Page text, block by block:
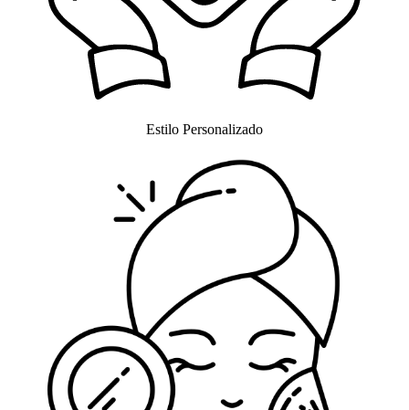
Estilo Personalizado